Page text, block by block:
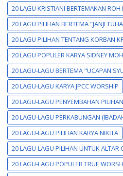
20 LAGU KRISTIANI BERTEMAKAN ROH
20 LAGU PILIHAN BERTEMA "JANJI
20 LAGU PILIHAN TENTANG KORBAN
20 LAGU POPULER KARYA SIDNEY
20 LAGU-LAGU BERTEMA "UCAPAN
20 LAGU-LAGU KARYA JPCC WORSHIP
20 LAGU-LAGU PENYEMBAHAN
20 LAGU-LAGU PERKABUNGAN
20 LAGU-LAGU PILIHAN KARYA NIKITA
20 LAGU-LAGU PILIHAN UNTUK ALTAR
20 LAGU-LAGU POPULER TRUE